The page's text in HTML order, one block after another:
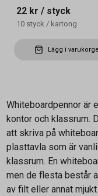
22 kr / styck
10 styck / kartong
Lägg i
Whiteboardpennor är
kontor och klassrum.
att skriva på
plasttavla som är
klassrum. En
men de flesta består
av filt eller annat